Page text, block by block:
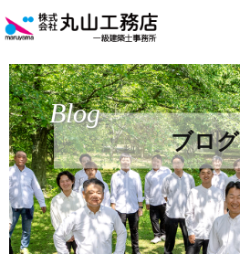
ブログ
Blog